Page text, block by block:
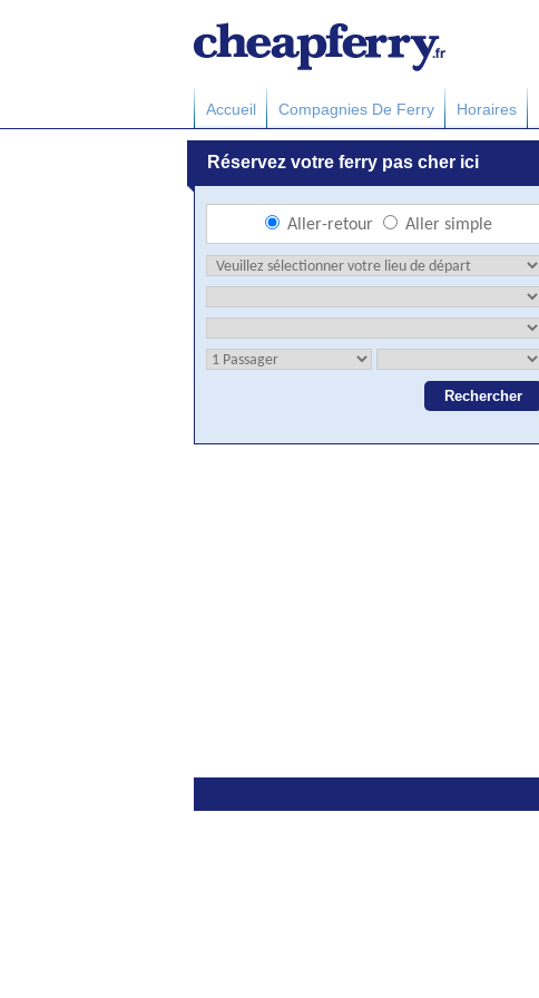
Accueil Compagnies De Ferry Horaires